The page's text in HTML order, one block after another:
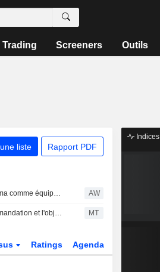
Trading Screeners Outils
liste Rapport PDF
Adidas remplacera Puma comme équipementier de l'OM à partir de 2028/29 AW
UBS abaisse la recommandation et l'objectif de cours d'Adidas face aux pressions attendues sur la marge brute MT
Ratings Agenda
Indices